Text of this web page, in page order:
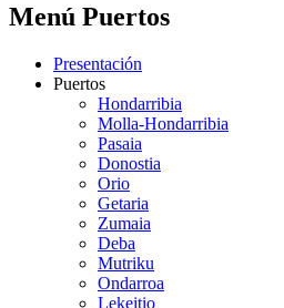
Menú Puertos
Presentación
Puertos
Hondarribia
Molla-Hondarribia
Pasaia
Donostia
Orio
Getaria
Zumaia
Deba
Mutriku
Ondarroa
Lekeitio